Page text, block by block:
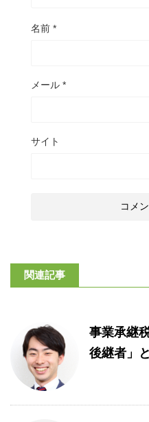
名前 *
メール *
サイト
関連記事
事業承継
後継者」